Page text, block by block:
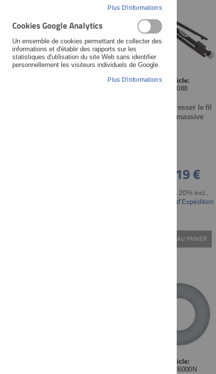
Article:
40088
Pince à tresser le fil
de fer, massive
35,19 €
TTC TVA 20% incl.
hors Frais d'Expédition
AJOUTER AU PANIER
Article:
012505000N
Veuillez sélectionner ...
Plus D'informations
Cookies Google Analytics
Un ensemble de cookies permettant de collecter des
informations et d'établir des rapports sur les
statistiques d'utilisation du site Web sans identifier
personnellement les visiteurs individuels de Google.
Plus D'informations